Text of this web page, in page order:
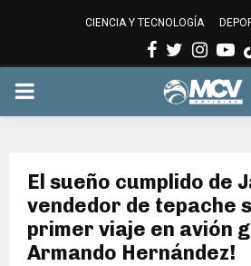
CIENCIA Y TECNOLOGÍA
Facebook
Twitter
PRIMARY
El sueño cumplido de
vendedor de tepache
primer viaje en avión
Armando Hernández!